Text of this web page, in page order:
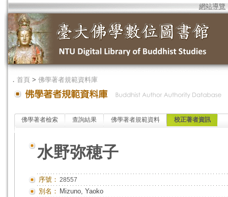
網站導覽
． 首頁 > 佛學著者規範資料庫
佛學著者檢索 查詢結果 佛學著者規範資料 校正著者資訊
水野弥穂子
序號： 28557
別名： Mizuno, Yaoko